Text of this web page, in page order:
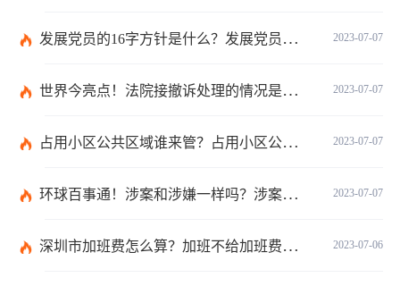
2023-07-07
发展党员的16字方针是什么？发展党员程序有哪些？ 全球消息
2023-07-07
世界今亮点！法院接撤诉处理的情况是什么？离婚案件撤诉后什么时候可以再起诉？
2023-07-07
占用小区公共区域谁来管？占用小区公共区域违法吗？
2023-07-07
环球百事通！涉案和涉嫌一样吗？涉案金额多少可以立案？
2023-07-06
深圳市加班费怎么算？加班不给加班费应该怎么办？